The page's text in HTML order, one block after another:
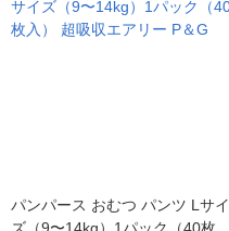
パンパース おむつ パンツ Lサイ
ズ（9〜14kg）1パック（40枚